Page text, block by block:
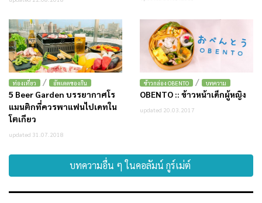
ท่องเที่ยว / อัพเดตของกิน
5 Beer Garden บรรยากาศโร
แมนติกที่ควรพาแฟนไปเดทใน
โตเกียว
updated 31.07.2018
ข้าวกล่อง OBENTO / บทความ
OBENTO :: ข้าวหน้าเด็กผู้หญิง
updated 20.03.2017
บทความอื่น ๆ ในคอลัมน์ กูร์เม่ต์